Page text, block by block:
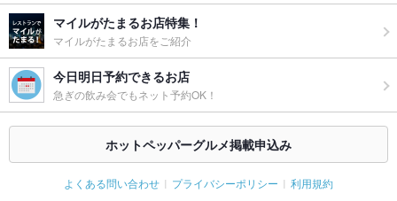
マイルがたまるお店特集！
マイルがたまるお店をご紹介
今日明日予約できるお店
急ぎの飲み会でもネット予約OK！
ホットペッパーグルメ掲載申込み
よくある問い合わせ プライバシーポリシー 利用規約